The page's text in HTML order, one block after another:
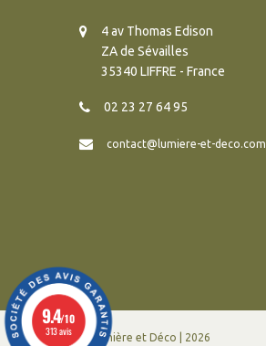
4 av Thomas Edison
ZA de Sévailles
35340 LIFFRE - France
02 23 27 64 95
contact@lumiere-et-deco.com
© Lumière et Déco | 2026
9.4/10
313 avis